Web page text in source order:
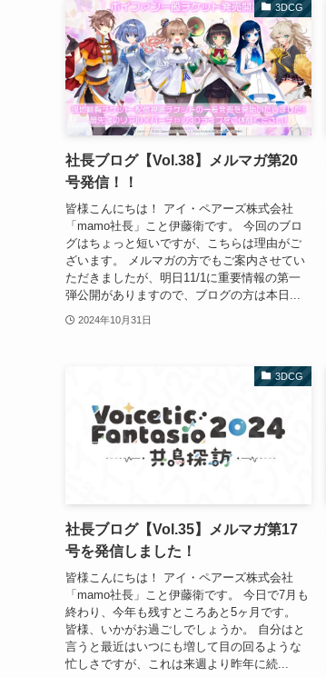
3DCG
社長ブログ【Vol.38】メルマガ第20
号発信！！
皆様こんにちは！ アイ・ペアーズ株式会社
「mamo社長」こと伊藤衛です。 今回のブロ
グはちょっと短いですが、こちらは理由がご
ざいます。 メルマガの方でもご案内させてい
ただきましたが、明日11/1に重要情報の第一
弾公開がありますので、ブログの方は本日...
2024年10月31日
3DCG
社長ブログ【Vol.35】メルマガ第17
号を発信しました！
皆様こんにちは！ アイ・ペアーズ株式会社
「mamo社長」こと伊藤衛です。 今日で7月も
終わり、今年も残すところあと5ヶ月です。
皆様、いかがお過ごしでしょうか。 自分はと
言うと最近はいつにも増して目の回るような
忙しさですが、これは来週より昨年に続...